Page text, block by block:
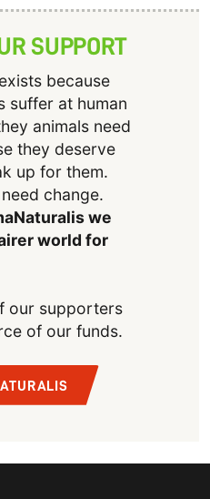
SUPPORT
because
suffer at human
animals need
they deserve
up for them.
change.
we
world for
our supporters
of our funds.